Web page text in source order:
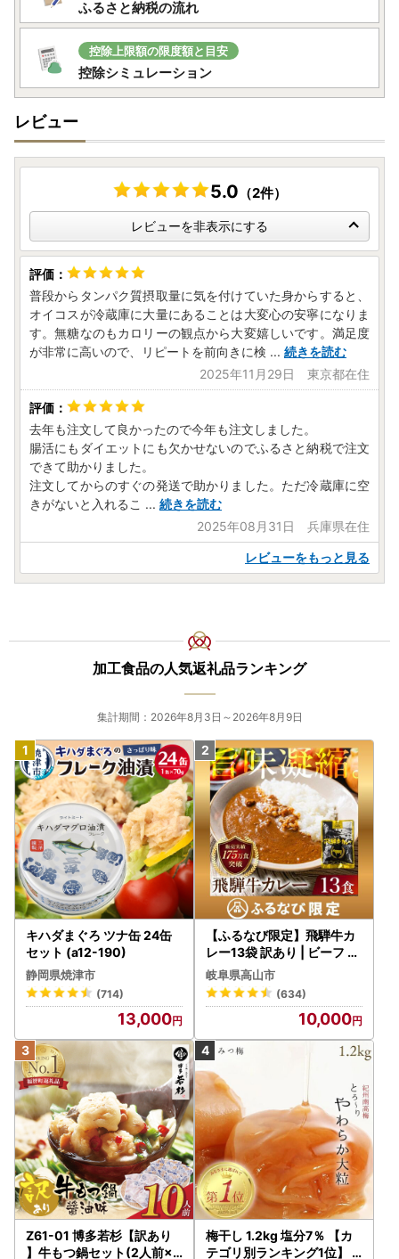
・マルチペイメント（キャッシュレス等）決済 12月31日
（火）まで
【寄附金受領証明書】
・令和6年分の寄附については、令和7年1月10日頃までに発
・令和7年分の寄附については、令和7年2月中旬ごろから順
次発送予定
ふるさと納税の流れ
控除上限額の限度額と目安
控除シミュレーション
レビュー
5.0 （2件）
レビューを非表示にする
普段からタンパク質摂取量に気を付けていた身からすると、
オイコスが冷蔵庫に大量にあることは大変心の安寧になりま
す。無糖なのもカロリーの観点から大変嬉しいです。満足度
が非常に高いので、リピートを前向きに検 ... 続きを読む
2025年11月29日 東京都在住
去年も注文して良かったので今年も注文しました。
腸活にもダイエットにも欠かせないのでふるさと納税で注文
できて助かりました。
注文してからのすぐの発送で助かりました。ただ冷蔵庫に空
きがないと入れるこ ... 続きを読む
2025年08月31日 兵庫県在住
レビューをもっと見る
加工食品の人気返礼品ランキング
集計期間：2026年8月3日～2026年8月9日
キハダまぐろ ツナ缶 24缶
セット (a12-190)
静岡県焼津市
(714)
13,000
【ふるなび限定】飛騨牛カ
レー13袋 訳あり | ビーフ レ
トルト 訳あり DC006-CP
01 FN-Limited-VO
岐阜県高山市
(634)
10,000
Z61-01 博多若杉【訳あり
】牛もつ鍋セット(2人前×5
梅干し 1.2kg 塩分7％ 【カ
テゴリ別ランキング1位】